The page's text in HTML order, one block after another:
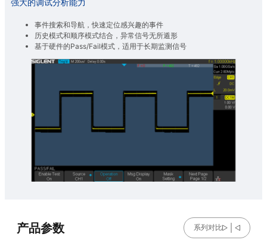
强大的调试分析能力
事件搜索和导航，快速定位感兴趣的事件
历史模式和顺序模式结合，异常信号无所遁形
基于硬件的Pass/Fail模式，适用于长期监测信号
产品参数 系列对比